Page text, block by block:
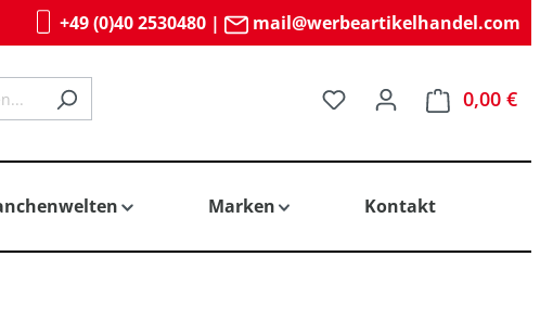
+49 (0)40 2530480| mail@werbeartikelhandel.com
Du hast 0 Produkte auf
0,00 €
Marken Kontakt